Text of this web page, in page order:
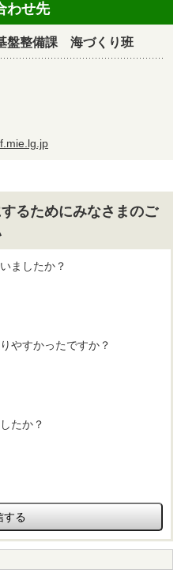
わせ先
整備課 海づくり班
るためにみなさまのご
ましたか？
やすかったですか？
たか？